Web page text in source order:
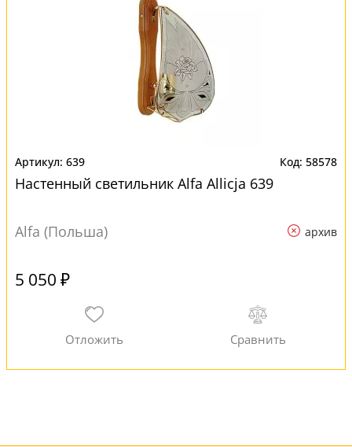
639 58578
Настенный светильник Alfa Allicja 639
Alfa (Польша) архив
5 050 ₽